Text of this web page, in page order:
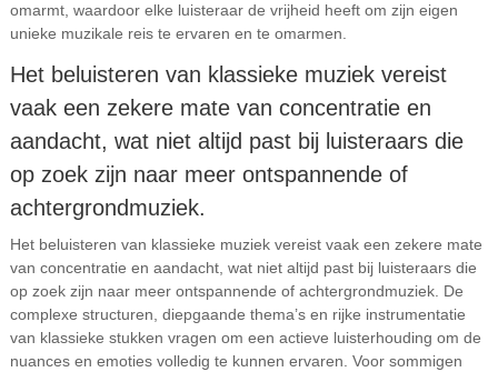
omarmt, waardoor elke luisteraar de vrijheid heeft om zijn eigen
unieke muzikale reis te ervaren en te omarmen.
Het beluisteren van klassieke muziek vereist
vaak een zekere mate van concentratie en
aandacht, wat niet altijd past bij luisteraars die
op zoek zijn naar meer ontspannende of
achtergrondmuziek.
Het beluisteren van klassieke muziek vereist vaak een zekere mate
van concentratie en aandacht, wat niet altijd past bij luisteraars die
op zoek zijn naar meer ontspannende of achtergrondmuziek. De
complexe structuren, diepgaande thema’s en rijke instrumentatie
van klassieke stukken vragen om een actieve luisterhouding om de
nuances en emoties volledig te kunnen ervaren. Voor sommigen